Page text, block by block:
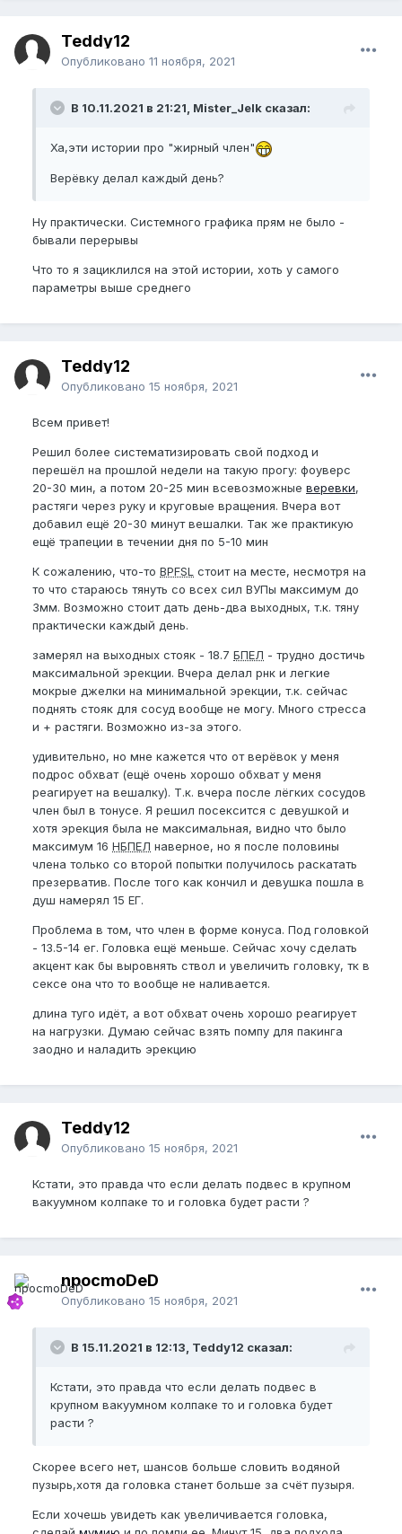
Teddy12
Опубликовано 11 ноября, 2021
В 10.11.2021 в 21:21, Mister_Jelk сказал:
Ха,эти истории про "жирный член"
Верёвку делал каждый день?
Ну практически. Системного графика прям не было -
бывали перерывы
Что то я зациклился на этой истории, хоть у самого
параметры выше среднего
Teddy12
Опубликовано 15 ноября, 2021
Всем привет!
Решил более систематизировать свой подход и
перешёл на прошлой недели на такую прогу: фоуверс
20-30 мин, а потом 20-25 мин всевозможные веревки,
растяги через руку и круговые вращения. Вчера вот
добавил ещё 20-30 минут вешалки. Так же практикую
ещё трапеции в течении дня по 5-10 мин
К сожалению, что-то BPFSL стоит на месте, несмотря на
то что стараюсь тянуть со всех сил ВУПы максимум до
3мм. Возможно стоит дать день-два выходных, т.к. тяну
практически каждый день.
замерял на выходных стояк - 18.7 БПЕЛ - трудно достичь
максимальной эрекции. Вчера делал рнк и легкие
мокрые джелки на минимальной эрекции, т.к. сейчас
поднять стояк для сосуд вообще не могу. Много стресса
и + растяги. Возможно из-за этого.
удивительно, но мне кажется что от верёвок у меня
подрос обхват (ещё очень хорошо обхват у меня
реагирует на вешалку). Т.к. вчера после лёгких сосудов
член был в тонусе. Я решил посексится с девушкой и
хотя эрекция была не максимальная, видно что было
максимум 16 НБПЕЛ наверное, но я после половины
члена только со второй попытки получилось раскатать
презерватив. После того как кончил и девушка пошла в
душ намерял 15 ЕГ.
Проблема в том, что член в форме конуса. Под головкой
- 13.5-14 ег. Головка ещё меньше. Сейчас хочу сделать
акцент как бы выровнять ствол и увеличить головку, тк в
сексе она что то вообще не наливается.
длина туго идёт, а вот обхват очень хорошо реагирует
на нагрузки. Думаю сейчас взять помпу для пакинга
заодно и наладить эрекцию
Teddy12
Опубликовано 15 ноября, 2021
Кстати, это правда что если делать подвес в крупном
вакуумном колпаке то и головка будет расти ?
npocmoDeD
Опубликовано 15 ноября, 2021
В 15.11.2021 в 12:13, Teddy12 сказал:
Кстати, это правда что если делать подвес в
крупном вакуумном колпаке то и головка будет
расти ?
Скорее всего нет, шансов больше словить водяной
пузырь,хотя да головка станет больше за счёт пузыря.
Если хочешь увидеть как увеличивается головка,